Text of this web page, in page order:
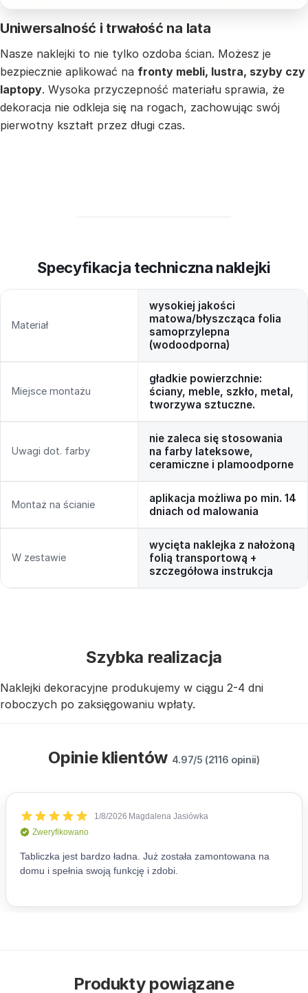
Uniwersalność i trwałość na lata
Nasze naklejki to nie tylko ozdoba ścian. Możesz je
bezpiecznie aplikować na fronty mebli, lustra, szyby czy
laptopy. Wysoka przyczepność materiału sprawia, że
dekoracja nie odkleja się na rogach, zachowując swój
pierwotny kształt przez długi czas.
Specyfikacja techniczna naklejki
Materiał
wysokiej jakości
matowa/błyszcząca folia
samoprzylepna
(wodoodporna)
Miejsce montażu
gładkie powierzchnie:
ściany, meble, szkło, metal,
tworzywa sztuczne.
Uwagi dot. farby
nie zaleca się stosowania
na farby lateksowe,
ceramiczne i plamoodporne
Montaż na ścianie
aplikacja możliwa po min. 14
dniach od malowania
W zestawie
wycięta naklejka z nałożoną
folią transportową +
szczegółowa instrukcja
Szybka realizacja
Naklejki dekoracyjne produkujemy w ciągu 2-4 dni
roboczych po zaksięgowaniu wpłaty.
Opinie klientów 4.97/5 (2116 opinii)
Produkty powiązane